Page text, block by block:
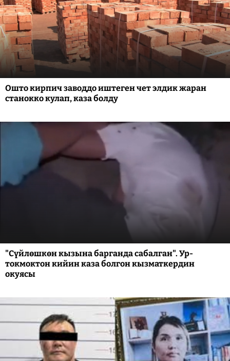
Ошто кирпич заводдо иштеген чет элдик жаран
станокко кулап, каза болду
"Сүйлөшкөн кызына барганда сабалган". Ур-
токмоктон кийин каза болгон кызматкердин
окуясы